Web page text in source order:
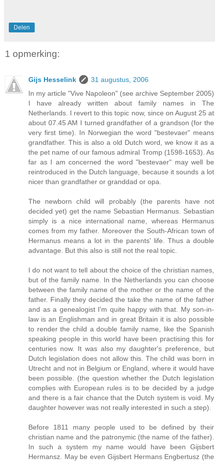
Delen
1 opmerking:
Gijs Hesselink
31 augustus, 2006
In my article "Vive Napoleon" (see archive September 2005)
I have already written about family names in The
Netherlands. I revert to this topic now, since on August 25 at
about 07.45 AM I turned grandfather of a grandson (for the
very first time). In Norwegian the word "bestevaer" means
grandfather. This is also a old Dutch word, we know it as a
the pet name of our famous admiral Tromp (1598-1653). As
far as I am concerned the word "bestevaer" may well be
reintroduced in the Dutch language, because it sounds a lot
nicer than grandfather or granddad or opa.
The newborn child will probably (the parents have not
decided yet) get the name Sebastian Hermanus. Sebastian
simply is a nice international name, whereas Hermanus
comes from my father. Moreover the South-African town of
Hermanus means a lot in the parents' life. Thus a double
advantage. But this also is still not the real topic.
I do not want to tell about the choice of the christian names,
but of the family name. In the Netherlands you can choose
between the family name of the mother or the name of the
father. Finally they decided the take the name of the father
and as a genealogist I'm quite happy with that. My son-in-
law is an Englishman and in great Britain it is also possible
to render the child a double family name, like the Spanish
speaking people in this world have been practising this for
centuries now. It was also my daughter's preference, but
Dutch legislation does not allow this. The child was born in
Utrecht and not in Belgium or England, where it would have
been possible. (the question whether the Dutch legislation
complies with European rules is to be decided by a judge
and there is a fair chance that the Dutch system is void. My
daughter however was not really interested in such a step).
Before 1811 many people used to be defined by their
christian name and the patronymic (the name of the father).
In such a system my name would have been Gijsbert
Hermansz. May be even Gijsbert Hermans Engbertusz (the